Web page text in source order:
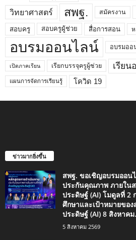
วิทยาศาสตร์ สพฐ. สมัครงาน
สอบครู สอบครูผู้ช่วย สื่อการสอน ห
อบรมออนไลน์ อบรมออ
เปิดภาคเรียน เรียกบรรจุครูผู้ช่วย เรียน
แผนการจัดการเรียนรู้ โควิด 19
ข่าวมากยิ่งขึ้น
สพฐ. ขอเชิญอบรมออน
ประกันคุณภาพ ภายใน
ประดิษฐ์ (AI) โมดูลที่ 2
ศึกษาและเป้าหมายขอ
ประดิษฐ์ (AI) 8 สิงหาคม
5 สิงหาคม 2569